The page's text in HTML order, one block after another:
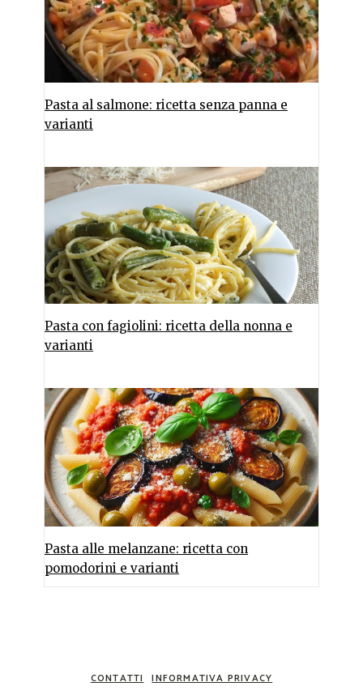
Pasta al salmone: ricetta senza panna e
varianti
Pasta con fagiolini: ricetta della nonna e
varianti
Pasta alle melanzane: ricetta con
pomodorini e varianti
CONTATTI INFORMATIVA PRIVACY